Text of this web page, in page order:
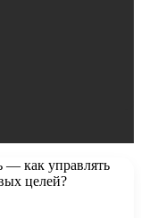
— как управлять
целей?